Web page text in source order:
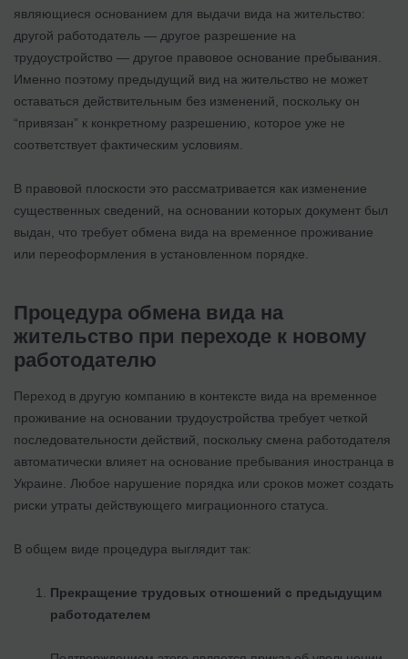
являющиеся основанием для выдачи вида на жительство:
другой работодатель — другое разрешение на
трудоустройство — другое правовое основание пребывания.
Именно поэтому предыдущий вид на жительство не может
оставаться действительным без изменений, поскольку он
“привязан” к конкретному разрешению, которое уже не
соответствует фактическим условиям.
В правовой плоскости это рассматривается как изменение
существенных сведений, на основании которых документ был
выдан, что требует обмена вида на временное проживание
или переоформления в установленном порядке.
Процедура обмена вида на
жительство при переходе к новому
работодателю
Переход в другую компанию в контексте вида на временное
проживание на основании трудоустройства требует четкой
последовательности действий, поскольку смена работодателя
автоматически влияет на основание пребывания иностранца в
Украине. Любое нарушение порядка или сроков может создать
риски утраты действующего миграционного статуса.
В общем виде процедура выглядит так:
Прекращение трудовых отношений с предыдущим
работодателем